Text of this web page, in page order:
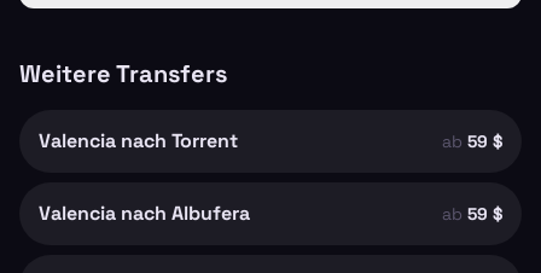
Weitere Transfers
Valencia nach Torrent ab 59 $
Valencia nach Albufera ab 59 $